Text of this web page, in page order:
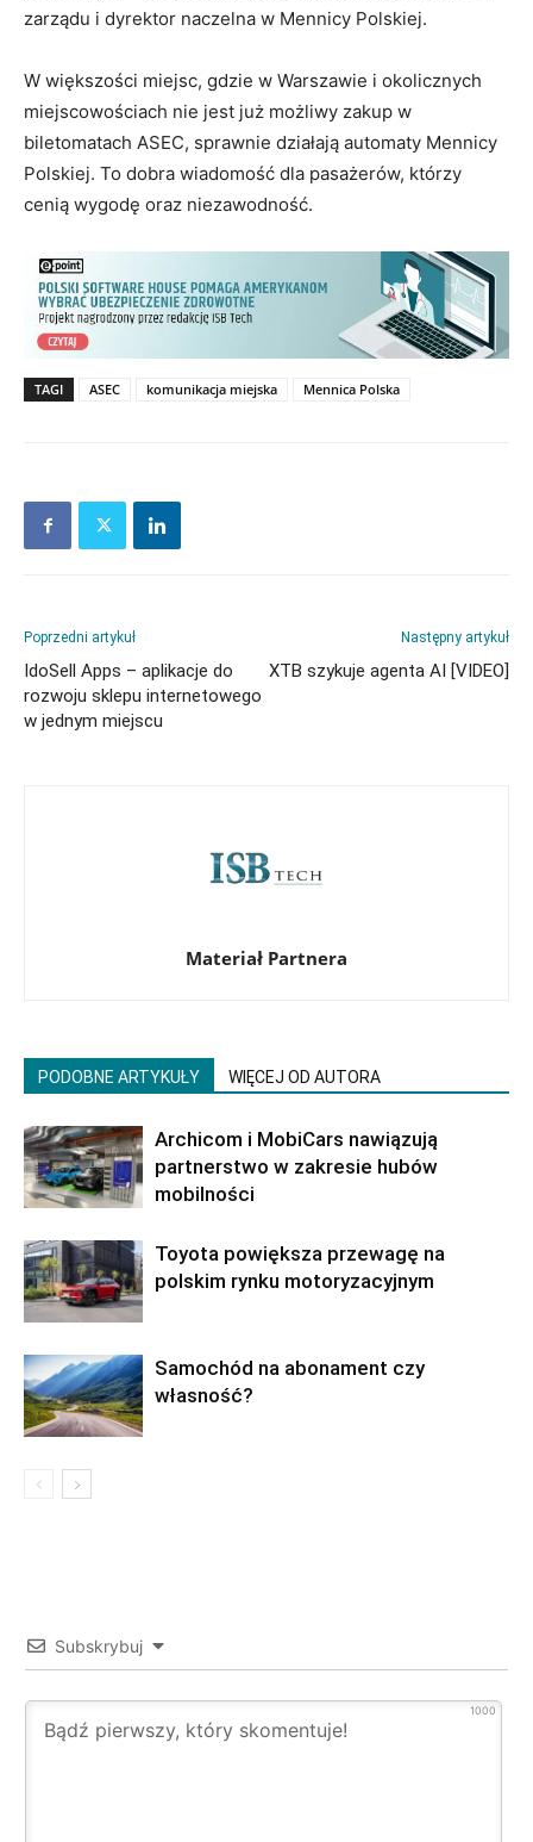
zarządu i dyrektor naczelna w Mennicy Polskiej.
W większości miejsc, gdzie w Warszawie i okolicznych
miejscowościach nie jest już możliwy zakup w
biletomatach ASEC, sprawnie działają automaty Mennicy
Polskiej. To dobra wiadomość dla pasażerów, którzy
cenią wygodę oraz niezawodność.
TAGI ASEC komunikacja miejska Mennica Polska
Poprzedni artykuł
IdoSell Apps – aplikacje do
rozwoju sklepu internetowego
w jednym miejscu
Następny artykuł
XTB szykuje agenta AI [VIDEO]
Materiał Partnera
PODOBNE ARTYKUŁY WIĘCEJ OD AUTORA
Archicom i MobiCars nawiązują
partnerstwo w zakresie hubów
mobilności
Toyota powiększa przewagę na
polskim rynku motoryzacyjnym
Samochód na abonament czy
własność?
Subskrybuj
1000